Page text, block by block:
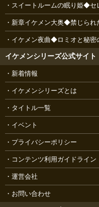
スイートルームの眠り姫◆セ
新章イケメン大奥◆禁じられ
イケメン夜曲◆ロミオと秘密
イケメンシリーズ公式サイト
新着情報
イケメンシリーズとは
タイトル一覧
イベント
プライバシーポリシー
コンテンツ利用ガイドライン
運営会社
お問い合わせ